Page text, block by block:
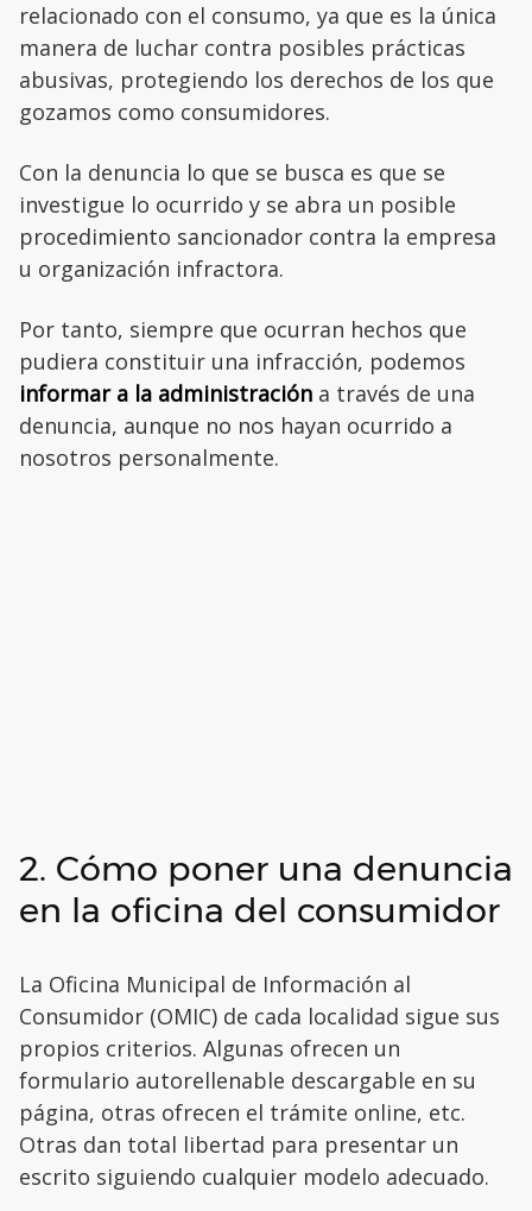
relacionado con el consumo, ya que es la única
manera de luchar contra posibles prácticas
abusivas, protegiendo los derechos de los que
gozamos como consumidores.
Con la denuncia lo que se busca es que se
investigue lo ocurrido y se abra un posible
procedimiento sancionador contra la empresa
u organización infractora.
Por tanto, siempre que ocurran hechos que
pudiera constituir una infracción, podemos
informar a la administración a través de una
denuncia, aunque no nos hayan ocurrido a
nosotros personalmente.
2. Cómo poner una denuncia
en la oficina del consumidor
La Oficina Municipal de Información al
Consumidor (OMIC) de cada localidad sigue sus
propios criterios. Algunas ofrecen un
formulario autorellenable descargable en su
página, otras ofrecen el trámite online, etc.
Otras dan total libertad para presentar un
escrito siguiendo cualquier modelo adecuado.